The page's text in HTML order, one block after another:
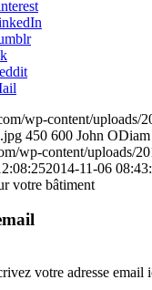
wp-content/uploads/
450 600 John ODiam
wp-content/uploads/
2014-11-06
votre bâtiment
votre adresse email